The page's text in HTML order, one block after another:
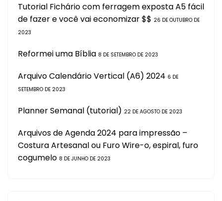
Tutorial Fichário com ferragem exposta A5 fácil
de fazer e você vai economizar $$ 26 DE OUTUBRO DE
2023
Reformei uma Bíblia 8 DE SETEMBRO DE 2023
Arquivo Calendário Vertical (A6) 2024 6 DE
SETEMBRO DE 2023
Planner Semanal (tutorial) 22 DE AGOSTO DE 2023
Arquivos de Agenda 2024 para impressão –
Costura Artesanal ou Furo Wire-o, espiral, furo
cogumelo 8 DE JUNHO DE 2023